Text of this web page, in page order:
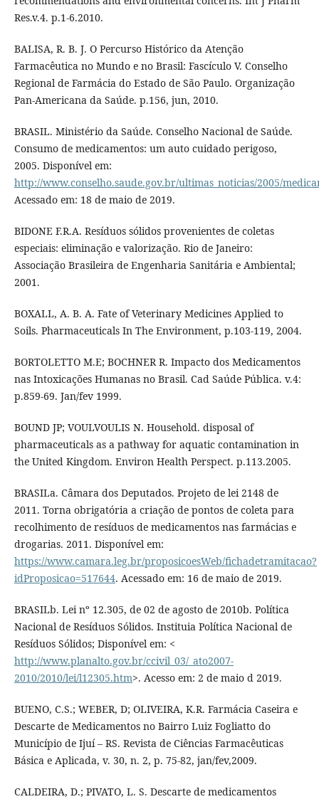
Res.v.4. p.1-6.2010.
BALISA, R. B. J. O Percurso Histórico da Atenção
Farmacêutica no Mundo e no Brasil: Fascículo V. Conselho
Regional de Farmácia do Estado de São Paulo. Organização
Pan-Americana da Saúde. p.156, jun, 2010.
BRASIL. Ministério da Saúde. Conselho Nacional de Saúde.
Consumo de medicamentos: um auto cuidado perigoso,
2005. Disponível em:
http://www.conselho.saude.gov.br/ultimas_noticias/2005/
Acessado em: 18 de maio de 2019.
BIDONE F.R.A. Resíduos sólidos provenientes de coletas
especiais: eliminação e valorização. Rio de Janeiro:
Associação Brasileira de Engenharia Sanitária e Ambiental;
2001.
BOXALL, A. B. A. Fate of Veterinary Medicines Applied to
Soils. Pharmaceuticals In The Environment, p.103-119, 2004.
BORTOLETTO M.E; BOCHNER R. Impacto dos Medicamentos
nas Intoxicações Humanas no Brasil. Cad Saúde Pública. v.4:
p.859-69. Jan/fev 1999.
BOUND JP; VOULVOULIS N. Household. disposal of
pharmaceuticals as a pathway for aquatic contamination in
the United Kingdom. Environ Health Perspect. p.113.2005.
BRASILa. Câmara dos Deputados. Projeto de lei 2148 de
2011. Torna obrigatória a criação de pontos de coleta para
recolhimento de resíduos de medicamentos nas farmácias e
drogarias. 2011. Disponível em:
https://www.camara.leg.br/proposicoesWeb/fichadetramitacao?
idProposicao=517644. Acessado em: 16 de maio de 2019.
BRASILb. Lei nº 12.305, de 02 de agosto de 2010b. Política
Nacional de Resíduos Sólidos. Instituia Política Nacional de
Resíduos Sólidos; Disponível em: <
http://www.planalto.gov.br/ccivil_03/_ato2007-
2010/2010/lei/l12305.htm>. Acesso em: 2 de maio d 2019.
BUENO, C.S.; WEBER, D; OLIVEIRA, K.R. Farmácia Caseira e
Descarte de Medicamentos no Bairro Luiz Fogliatto do
Município de Ijuí – RS. Revista de Ciências Farmacêuticas
Básica e Aplicada, v. 30, n. 2, p. 75-82, jan/fev,2009.
CALDEIRA, D.; PIVATO, L. S. Descarte de medicamentos